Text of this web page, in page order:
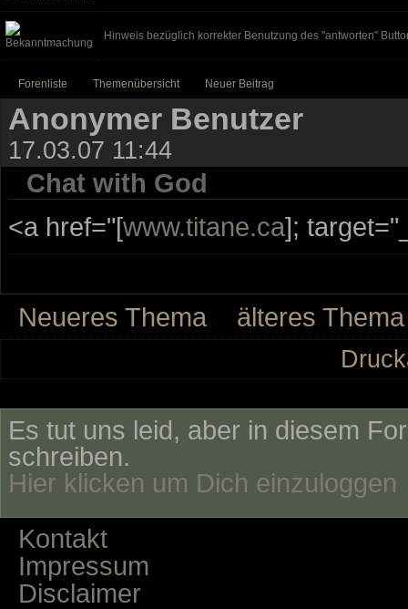
Hinweis bezüglich korrekter Benutzung des "antworten"
Forenliste Themenübersicht Neuer Beitrag
Anonymer Benutzer
17.03.07 11:44
Chat with God
<a href="[www.titane.ca];
Neueres Thema älteres Thema
Es tut uns leid, aber in diesem
schreiben.
Hier klicken um Dich einzuloggen
Kontakt
Impressum
Disclaimer